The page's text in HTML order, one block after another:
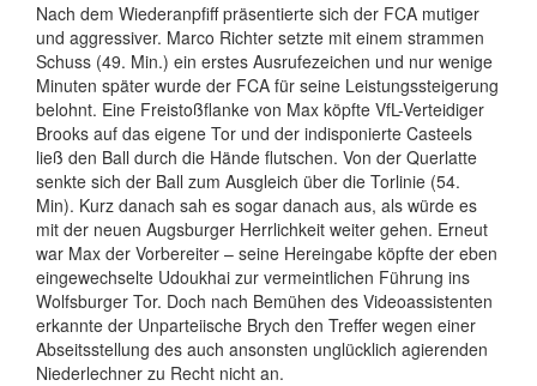
Nach dem Wiederanpfiff präsentierte sich der FCA mutiger
und aggressiver. Marco Richter setzte mit einem strammen
Schuss (49. Min.) ein erstes Ausrufezeichen und nur wenige
Minuten später wurde der FCA für seine Leistungssteigerung
belohnt. Eine Freistoßflanke von Max köpfte VfL-Verteidiger
Brooks auf das eigene Tor und der indisponierte Casteels
ließ den Ball durch die Hände flutschen. Von der Querlatte
senkte sich der Ball zum Ausgleich über die Torlinie (54.
Min). Kurz danach sah es sogar danach aus, als würde es
mit der neuen Augsburger Herrlichkeit weiter gehen. Erneut
war Max der Vorbereiter – seine Hereingabe köpfte der eben
eingewechselte Udoukhai zur vermeintlichen Führung ins
Wolfsburger Tor. Doch nach Bemühen des Videoassistenten
erkannte der Unparteiische Brych den Treffer wegen einer
Abseitsstellung des auch ansonsten unglücklich agierenden
Niederlechner zu Recht nicht an.